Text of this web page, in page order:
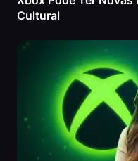
Cultural